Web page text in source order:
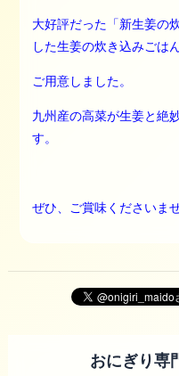
大好評だった「新生姜の
した生姜の炊き込みごは
ご用意しました。
九州産の高菜が生姜と絶
す。
ぜひ、ご賞味くださいま
おにぎり専